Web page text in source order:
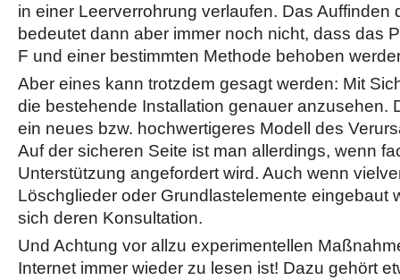
in einer Leerverrohrung verlaufen. Das Auffinden
bedeutet dann aber immer noch nicht, dass das
F und einer bestimmten Methode behoben
Aber eines kann trotzdem gesagt werden: Mit
die bestehende Installation genauer anzusehen.
ein neues bzw. hochwertigeres Modell des
Auf der sicheren Seite ist man allerdings, wenn
Unterstützung angefordert wird. Auch wenn
Löschglieder oder Grundlastelemente eingebaut
sich deren Konsultation.
Und Achtung vor allzu experimentellen
Internet immer wieder zu lesen ist! Dazu gehört